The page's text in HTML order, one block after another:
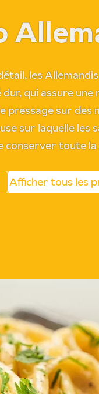
les
dur, qui assure
pressage sur des
sur laquelle les
conserver toute la
Afficher tous les